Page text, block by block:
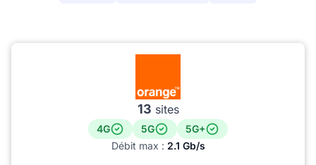
13 sites
4G 5G
5G+
Débit max : 2.1 Gb/s